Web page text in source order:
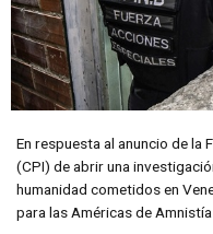
En respuesta al anuncio de la
(CPI) de abrir una
humanidad cometidos en
para las Américas de